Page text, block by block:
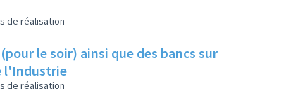
de réalisation
le soir) ainsi que des bancs sur
l'Industrie
de réalisation